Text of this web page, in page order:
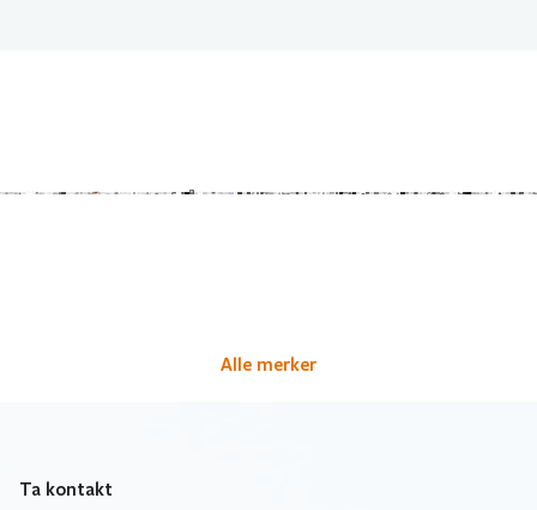
Alle merker
Ta kontakt